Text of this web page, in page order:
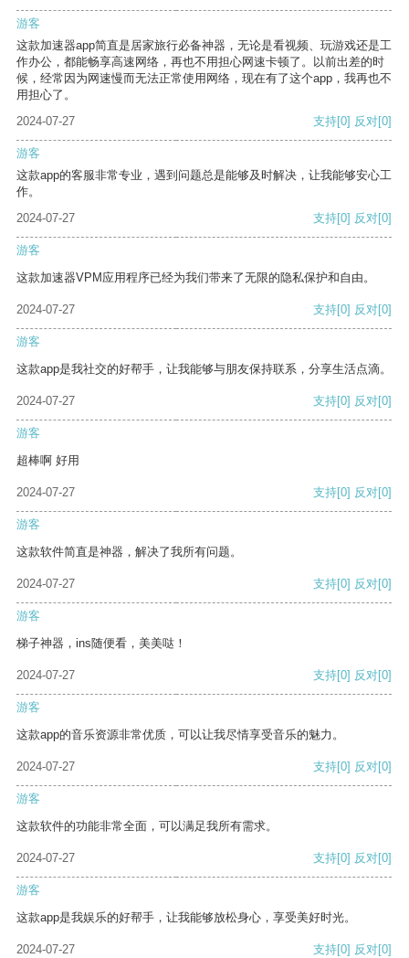
游客
这款加速器app简直是居家旅行必备神器，无论是看视频、玩游戏还是工
作办公，都能畅享高速网络，再也不用担心网速卡顿了。以前出差的时
候，经常因为网速慢而无法正常使用网络，现在有了这个app，我再也不
用担心了。
2024-07-27
支持[0] 反对[0]
游客
这款app的客服非常专业，遇到问题总是能够及时解决，让我能够安心工
作。
2024-07-27
支持[0] 反对[0]
游客
这款加速器VPM应用程序已经为我们带来了无限的隐私保护和自由。
2024-07-27 支持[0] 反对[0]
游客
这款app是我社交的好帮手，让我能够与朋友保持联系，分享生活点滴。
2024-07-27 支持[0] 反对[0]
游客
超棒啊 好用
2024-07-27 支持[0] 反对[0]
游客
这款软件简直是神器，解决了我所有问题。
2024-07-27 支持[0] 反对[0]
游客
梯子神器，ins随便看，美美哒！
2024-07-27 支持[0] 反对[0]
游客
这款app的音乐资源非常优质，可以让我尽情享受音乐的魅力。
2024-07-27 支持[0] 反对[0]
游客
这款软件的功能非常全面，可以满足我所有需求。
2024-07-27 支持[0] 反对[0]
游客
这款app是我娱乐的好帮手，让我能够放松身心，享受美好时光。
2024-07-27 支持[0] 反对[0]